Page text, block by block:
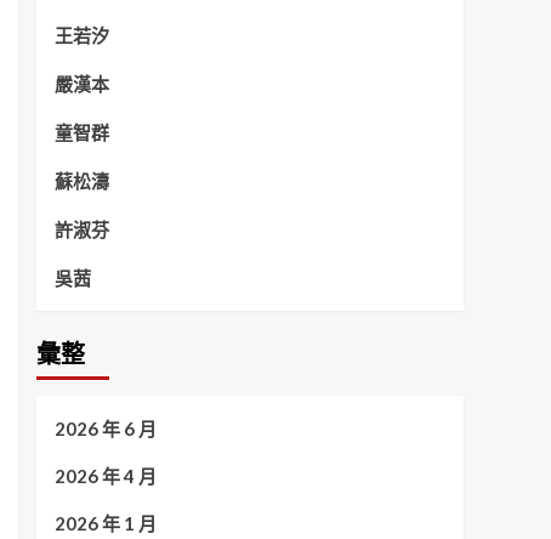
王若汐
嚴漢本
童智群
蘇松濤
許淑芬
吳茜
彙整
2026 年 6 月
2026 年 4 月
2026 年 1 月